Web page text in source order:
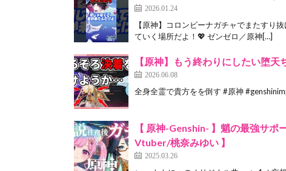
2026.01.24
【原神】コロンビーナガチャでまたすり
ていく場所だよ！💖 ゼンゼロ／原神[…]
【原神】もう終わりにしたい堕
2026.06.08
全身全霊で貴方をを倒す #原神
【 原神-Genshin- 】魈の最強サ
Vtuber/桃奈みゆい 】
2025.03.26